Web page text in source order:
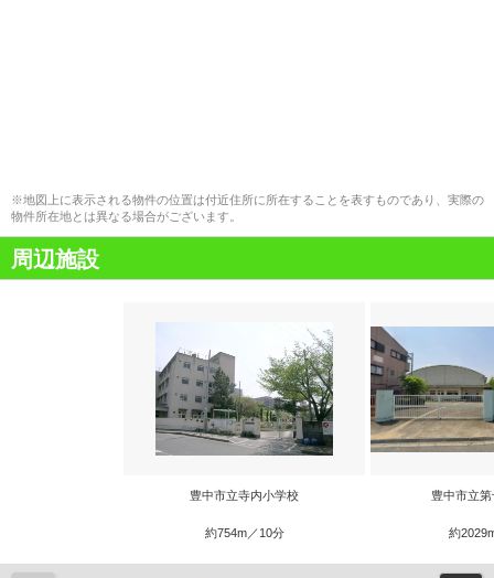
※地図上に表示される物件の位置は付近住所に所在することを表すものであり、実際の
物件所在地とは異なる場合がございます。
周辺施設
豊中市立寺内小学校
約754m／10分
豊中市立
約